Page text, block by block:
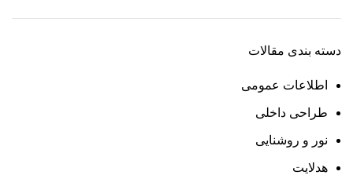
دسته بندی مقالات
اطلاعات عمومی
طراحی داخلی
نور و روشنایی
هدلایت